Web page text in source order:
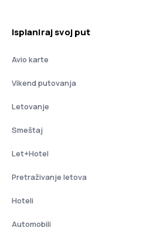
Isplaniraj svoj put
Avio karte
Vikend putovanja
Letovanje
Smeštaj
Let+Hotel
Pretraživanje letova
Hoteli
Automobili